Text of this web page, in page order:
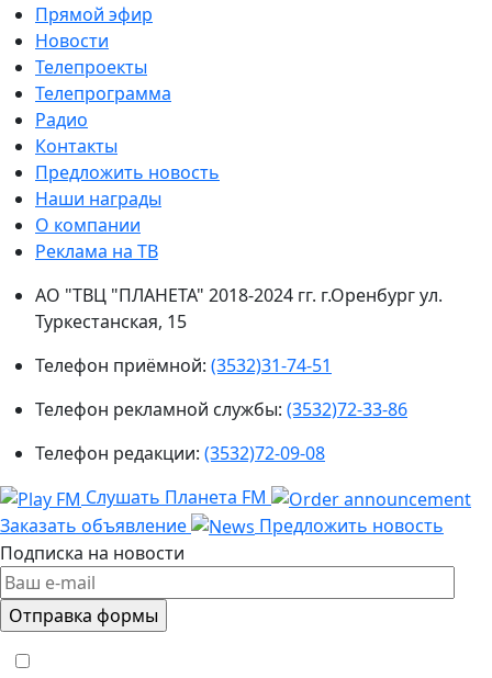
Прямой эфир
Новости
Телепроекты
Телепрограмма
Радио
Контакты
Предложить новость
Наши награды
О компании
Реклама на ТВ
АО "ТВЦ "ПЛАНЕТА" 2018-2024 гг. г.Оренбург ул.
Туркестанская, 15
Телефон приёмной: (3532)31-74-51
Телефон рекламной службы: (3532)72-33-86
Телефон редакции: (3532)72-09-08
Слушать Планета FM
Заказать объявление
Предложить новость
Подписка на новости